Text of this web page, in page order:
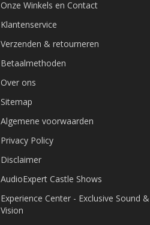
Onze Winkels en Contact
Klantenservice
Verzenden & retourneren
Betaalmethoden
Over ons
Sitemap
Algemene voorwaarden
Privacy Policy
Disclaimer
AudioExpert Castle Shows
Experience Center - Exclusive Sound &
Vision